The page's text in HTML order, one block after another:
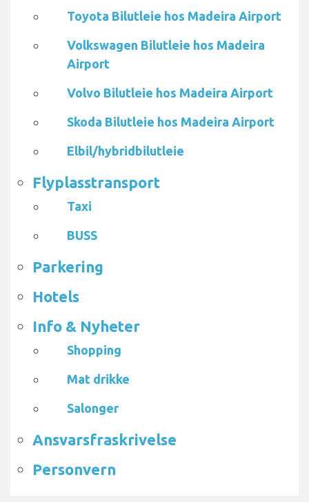
Toyota Bilutleie hos Madeira Airport
Volkswagen Bilutleie hos Madeira
Airport
Volvo Bilutleie hos Madeira Airport
Skoda Bilutleie hos Madeira Airport
Elbil/hybridbilutleie
Flyplasstransport
Taxi
BUSS
Parkering
Hotels
Info & Nyheter
Shopping
Mat drikke
Salonger
Ansvarsfraskrivelse
Personvern